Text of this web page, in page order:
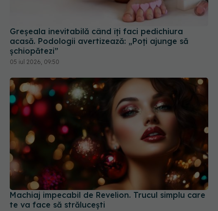
Greșeala inevitabilă când îți faci pedichiura
acasă. Podologii avertizează: „Poți ajunge să
șchiopătezi”
05 iul 2026, 09:50
Machiaj impecabil de Revelion. Trucul simplu care
te va face să strălucești